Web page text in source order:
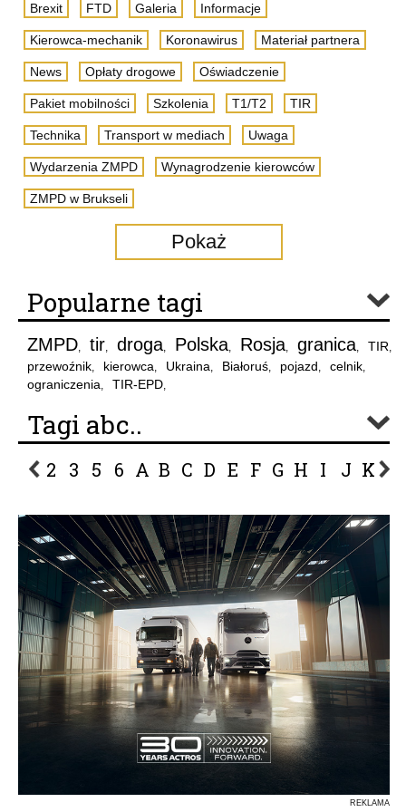
Brexit FTD Galeria Informacje
Kierowca-mechanik Koronawirus Materiał partnera
News Opłaty drogowe Oświadczenie
Pakiet mobilności Szkolenia T1/T2 TIR
Technika Transport w mediach Uwaga
Wydarzenia ZMPD Wynagrodzenie kierowców
ZMPD w Brukseli
Pokaż
Popularne tagi
ZMPD, tir, droga, Polska, Rosja, granica, TIR,
przewoźnik, kierowca, Ukraina, Białoruś, pojazd, celnik,
ograniczenia, TIR-EPD,
Tagi abc..
2 3 5 6 A B C D E F G H I J K L
REKLAMA